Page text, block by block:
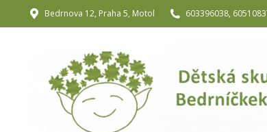
Bedrnova 12, Praha 5, Motol 603396038,
Úvod O nás O